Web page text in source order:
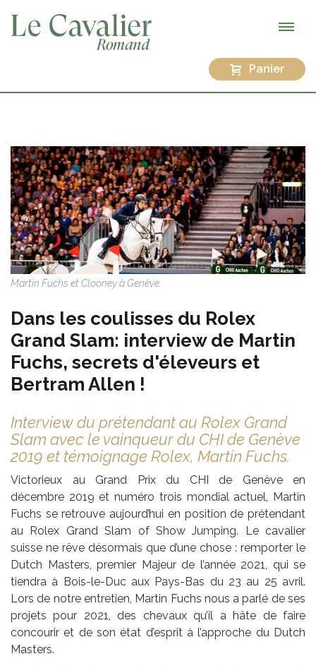
Panier
Martin Fuchs et Clooney à Genève.
Dans les coulisses du Rolex
Grand Slam: interview de Martin
Fuchs, secrets d'éleveurs et
Bertram Allen !
Interview du prétendant au Rolex Grand
Slam avec le vainqueur du CHI de Genève
2019 et témoignage Rolex, Martin Fuchs.
Victorieux au Grand Prix du CHI de Genève en
décembre 2019 et numéro trois mondial actuel, Martin
Fuchs se retrouve aujourd’hui en position de prétendant
au Rolex Grand Slam of Show Jumping. Le cavalier
suisse ne rêve désormais que d’une chose : remporter le
Dutch Masters, premier Majeur de l’année 2021, qui se
tiendra à Bois-le-Duc aux Pays-Bas du 23 au 25 avril.
Lors de notre entretien, Martin Fuchs nous a parlé de ses
projets pour 2021, des chevaux qu’il a hâte de faire
concourir et de son état d’esprit à l’approche du Dutch
Masters.